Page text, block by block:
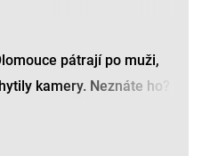
pátrají po muži,
kamery. Neznáte ho?